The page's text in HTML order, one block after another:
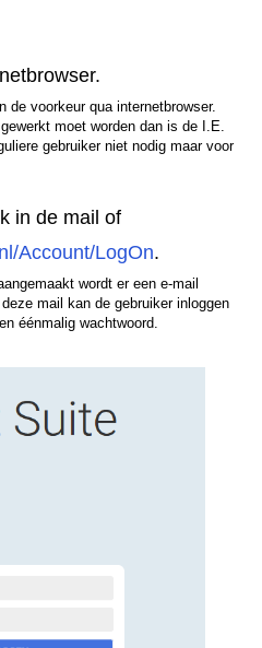
de voorkeur qua internetbrowser.
moet worden dan is de I.E.
gebruiker niet nodig maar voor
in de mail of
Account/LogOn.
wordt er een e-mail
mail kan de gebruiker inloggen
éénmalig wachtwoord.